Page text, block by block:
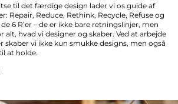
til det færdige design lader vi os guide af
Repair, Reduce, Rethink, Recycle, Refuse og
6 R’er – de er ikke bare retningslinjer, men
alt, hvad vi designer og skaber. Ved at arbejde
skaber vi ikke kun smukke designs, men også
at holde.